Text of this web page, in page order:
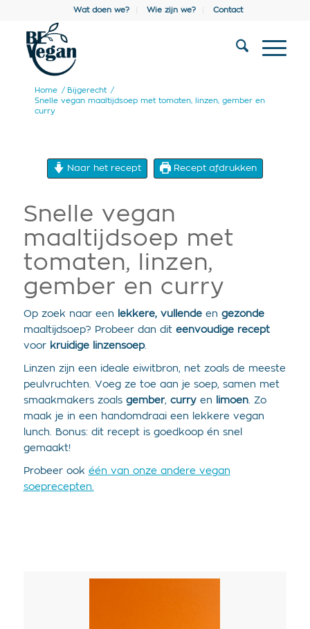
Wat doen we? Wie zijn we? Contact
Home / Bijgerecht /
Snelle vegan maaltijdsoep met tomaten, linzen, gember en
curry
Naar het recept Recept afdrukken
Snelle vegan
maaltijdsoep met
tomaten, linzen,
gember en curry
Op zoek naar een lekkere, vullendeen gezonde
maaltijdsoep? Probeer dan dit eenvoudige recept
voor kruidige linzensoep.
Linzen zijn een ideale eiwitbron, net zoals de meeste
peulvruchten. Voeg ze toe aan je soep, samen met
smaakmakers zoals gember, curryen limoen. Zo
maak je in een handomdraai een lekkere vegan
lunch. Bonus: dit recept is goedkoop én snel
gemaakt!
Probeer ook één van onze andere vegan
soeprecepten.